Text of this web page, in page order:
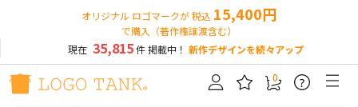
オリジナル ロゴマークが 税込 15,400円
で購入（著作権譲渡含む）
現在 35,815件 掲載中！ 新作デザインを続々アップ
0 ?